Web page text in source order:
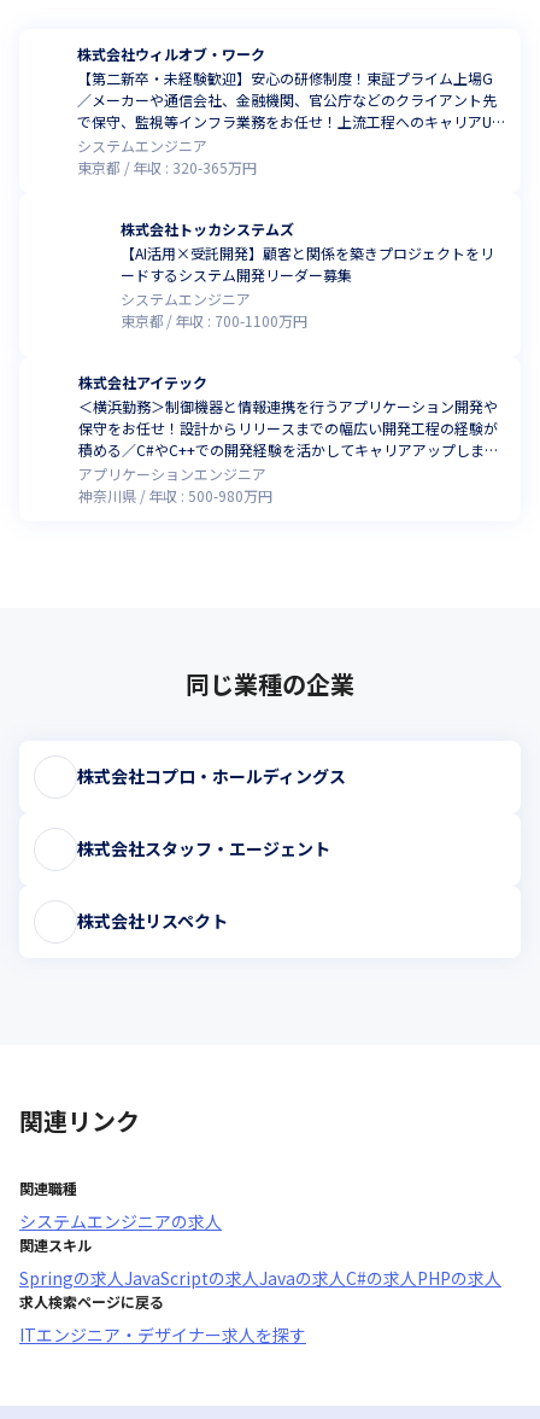
株式会社ウィルオブ・ワーク
【第二新卒・未経験歓迎】安心の研修制度！東証プライム上場G
／メーカーや通信会社、金融機関、官公庁などのクライアント先
で保守、監視等インフラ業務をお任せ！上流工程へのキャリアUP
事例あり
システムエンジニア
東京都
年収 : 320-365万円
株式会社トッカシステムズ
【AI活用×受託開発】顧客と関係を築きプロジェクトをリ
ードするシステム開発リーダー募集
システムエンジニア
東京都
年収 : 700-1100万円
株式会社アイテック
＜横浜勤務＞制御機器と情報連携を行うアプリケーション開発や
保守をお任せ！設計からリリースまでの幅広い開発工程の経験が
積める／C#やC++での開発経験を活かしてキャリアアップしませ
んか
アプリケーションエンジニア
神奈川県
年収 : 500-980万円
同じ業種の企業
株式会社コプロ・ホールディングス
株式会社スタッフ・エージェント
株式会社リスペクト
関連リンク
関連職種
システムエンジニアの求人
関連スキル
Springの求人JavaScriptの求人Javaの求人C#の求人 PHPの求人
求人検索ページに戻る
ITエンジニア・デザイナー求人を探す